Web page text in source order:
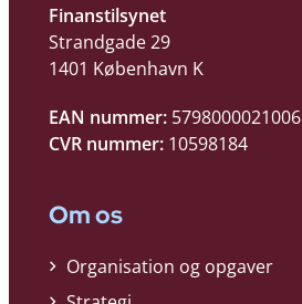
Finanstilsynet
Strandgade 29
1401 København K
EAN nummer: 5798000021006
CVR nummer: 10598184
Om os
Organisation og opgaver